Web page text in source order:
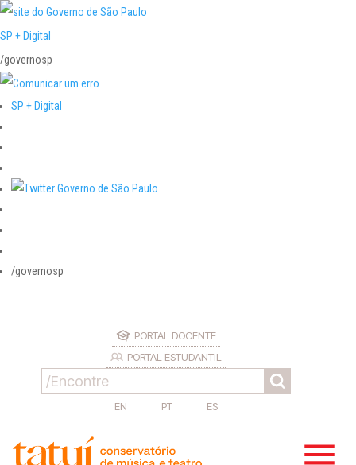
SP + Digital
/governosp
SP + Digital
/governosp
PORTAL DOCENTE
PORTAL ESTUDANTIL
EN PT ES